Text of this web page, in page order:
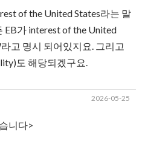
of the United States라는 말
EB가 interest of the United
고 명시 되어있지요. 그리고
도 해당되겠구요.
2026-05-25
니다>